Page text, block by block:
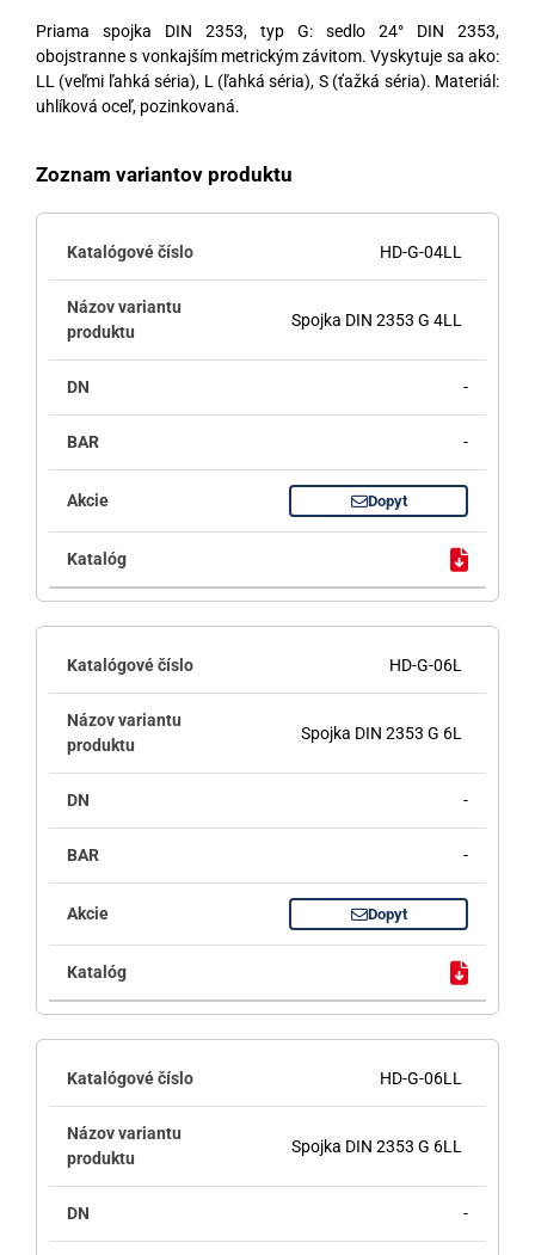
Priama spojka DIN 2353, typ G: sedlo 24° DIN 2353,
obojstranne s vonkajším metrickým závitom. Vyskytuje sa ako:
LL (veľmi ľahká séria), L (ľahká séria), S (ťažká séria). Materiál:
uhlíková oceľ, pozinkovaná.
Zoznam variantov produktu
HD-G-04LL
Spojka DIN 2353 G 4LL
-
-
Dopyt
HD-G-06L
Spojka DIN 2353 G 6L
-
-
Dopyt
HD-G-06LL
Spojka DIN 2353 G 6LL
-